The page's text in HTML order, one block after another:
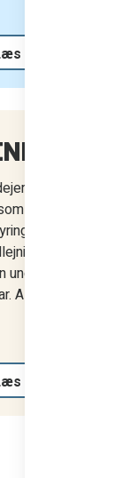
mere
har brug for
og
Al
mere